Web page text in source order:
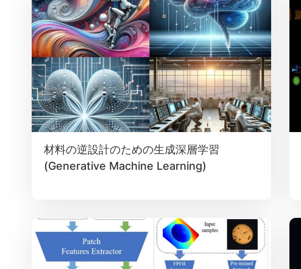
材料の逆設計のための生成深層学習
(Generative Machine Learning)